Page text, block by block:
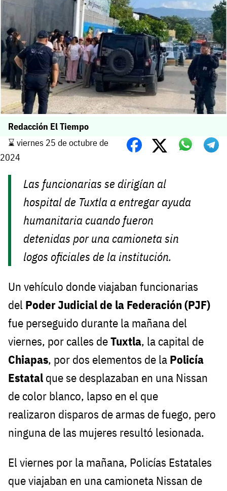
Redacción El Tiempo
⌛️ viernes 25 de octubre de
2024
Las funcionarias se dirigían al
hospital de Tuxtla a entregar ayuda
humanitaria cuando fueron
detenidas por una camioneta sin
logos oficiales de la institución.
Un vehículo donde viajaban funcionarias
del Poder Judicial de la Federación (PJF)
fue perseguido durante la mañana del
viernes, por calles deTuxtla, la capital de
Chiapas, por dos elementos de la Policía
Estatal que se desplazaban en una Nissan
de color blanco, lapso en el que
realizaron disparos de armas de fuego, pero
ninguna de las mujeres resultó lesionada.
El viernes por la mañana, Policías Estatales
que viajaban en una camioneta Nissan de